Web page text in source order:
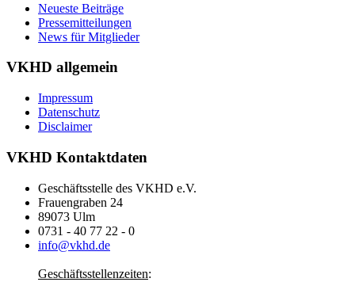
Neueste Beiträge
Pressemitteilungen
News für Mitglieder
VKHD allgemein
Impressum
Datenschutz
Disclaimer
VKHD Kontaktdaten
Geschäftsstelle des VKHD e.V.
Frauengraben 24
89073 Ulm
0731 - 40 77 22 - 0
info@vkhd.de
Geschäftsstellenzeiten: